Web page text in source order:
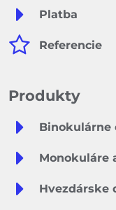
Platba
Referencie
Produkty
Binokulárne
Monokuláre
Hvezdárske